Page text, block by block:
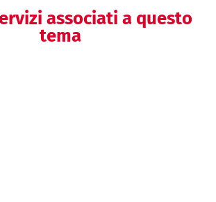
associati a questo
tema